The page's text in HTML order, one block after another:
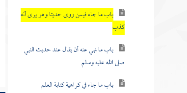
باب ما جاء فيمن روى حديثا وهو يرى أنه
كذب
باب ما نهي عنه أن يقال عند حديث النبي
صلى الله عليه وسلم
باب ما جاء في كراهية كتابة العلم